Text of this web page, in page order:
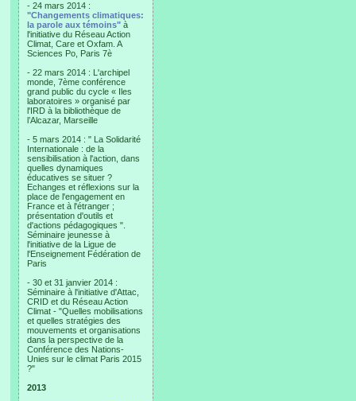
- 24 mars 2014 :
"Changements climatiques:
la parole aux témoins" à
l'initiative du Réseau Action
Climat, Care et Oxfam. A
Sciences Po, Paris 7è
- 22 mars 2014 : L'archipel
monde, 7ème conférence
grand public du cycle « Iles
laboratoires » organisé par
l'IRD à la bibliothèque de
l’Alcazar, Marseille
- 5 mars 2014 : " La Solidarité
Internationale : de la
sensibilisation à l'action, dans
quelles dynamiques
éducatives se situer ?
Echanges et réflexions sur la
place de l'engagement en
France et à l'étranger ;
présentation d'outils et
d'actions pédagogiques ".
Séminaire jeunesse à
l'initiative de la Ligue de
l'Enseignement Fédération de
Paris
- 30 et 31 janvier 2014 :
Séminaire à l'initiative d'Attac,
CRID et du Réseau Action
Climat - "Quelles mobilisations
et quelles stratégies des
mouvements et organisations
dans la perspective de la
Conférence des Nations-
Unies sur le climat Paris 2015
?"
2013